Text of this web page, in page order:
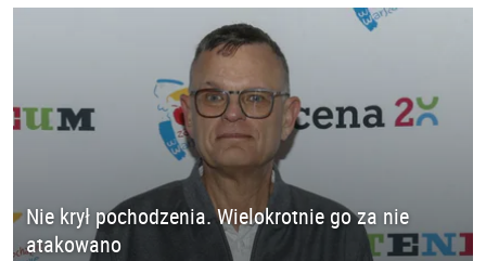
Nie krył pochodzenia. Wielokrotnie go za nie
atakowano